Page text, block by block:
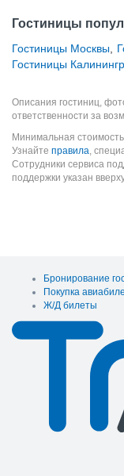
Гостиницы
Гостиницы Москвы
Гостиницы
Описания гостиниц,
ответственности за
Минимальная
Узнайте правила,
Сотрудники сервиса
поддержки указан
Бронирование
Покупка
Ж/Д билеты